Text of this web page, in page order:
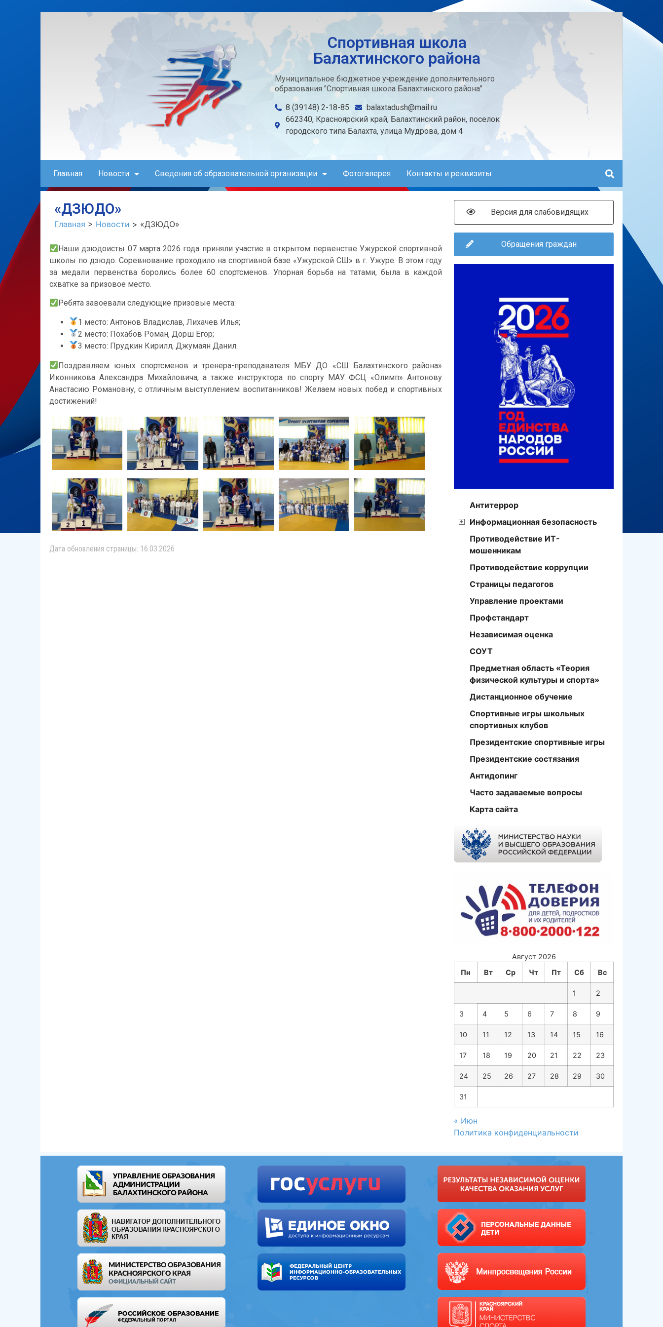
Спортивная школа
Балахтинского района
Муниципальное бюджетное учреждение дополнительного
образования "Спортивная школа Балахтинского района"
8 (39148) 2-18-85
balaxtadush@mail.ru
662340, Красноярский край, Балахтинский район, поселок
городского типа Балахта, улица Мудрова, дом 4
Главная Новости Сведения об образовательной организации Фотогалерея Контакты и реквизиты
«ДЗЮДО»
Главная > Новости > «ДЗЮДО»
Наши дзюдоисты 07 марта 2026 года приняли участие в открытом первенстве Ужурской спортивной
школы по дзюдо. Соревнование проходило на спортивной базе «Ужурской СШ» в г. Ужуре. В этом году
за медали первенства боролись более 60 спортсменов. Упорная борьба на татами, была в каждой
схватке за призовое место.
Ребята завоевали следующие призовые места:
1 место: Антонов Владислав, Лихачев Илья;
2 место: Похабов Роман, Дорш Егор;
3 место: Прудкин Кирилл, Джумаян Данил.
Поздравляем юных спортсменов и тренера-преподавателя МБУ ДО «СШ Балахтинского района»
Иконникова Александра Михайловича, а также инструктора по спорту МАУ ФСЦ «Олимп» Антонову
Анастасию Романовну, с отличным выступлением воспитанников! Желаем новых побед и спортивных
достижений!
Дата обновления страницы: 16.03.2026
Версия для слабовидящих
Обращения граждан
Антитеррор
Информационная безопасность
Противодействие ИТ-
мошенникам
Противодействие коррупции
Страницы педагогов
Управление проектами
Профстандарт
Независимая оценка
СОУТ
Предметная область «Теория
физической культуры и спорта»
Дистанционное обучение
Спортивные игры школьных
спортивных клубов
Президентские спортивные игры
Президентские состязания
Антидопинг
Часто задаваемые вопросы
Карта сайта
Август 2026
Пн
Вт Ср Чт Пт Сб Вс
1 2
3 4 5 6 7 8 9
10 11 12 13 14 15 16
17 18 19 20 21 22 23
24 25 26 27 28 29 30
31
« Июн
Политика конфиденциальности